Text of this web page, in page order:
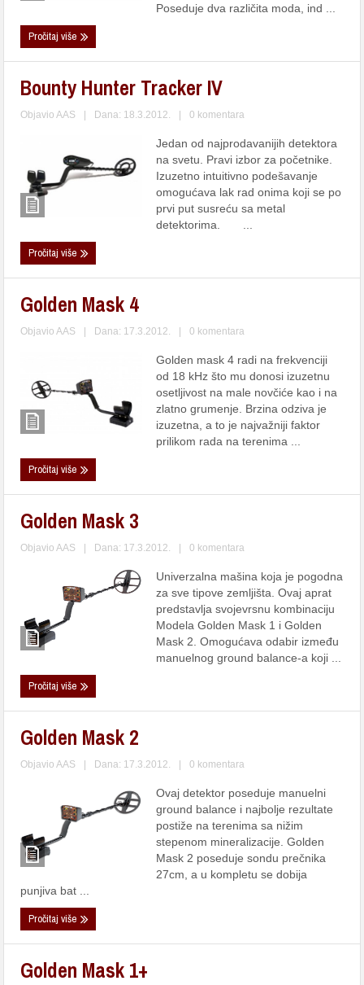
Poseduje dva različita moda, ind ...
Pročitaj više
Bounty Hunter Tracker IV
ObjavioAAS Dana: 18.3.2012. 0 komentara
Jedan od najprodavanijih detektora
na svetu. Pravi izbor za početnike.
Izuzetno intuitivno podešavanje
omogućava lak rad onima koji se po
prvi put susreću sa metal
detektorima. ...
Pročitaj više
Golden Mask 4
ObjavioAAS Dana: 17.3.2012. 0 komentara
Golden mask 4 radi na frekvenciji
od 18 kHz što mu donosi izuzetnu
osetljivost na male novčiće kao i na
zlatno grumenje. Brzina odziva je
izuzetna, a to je najvažniji faktor
prilikom rada na terenima ...
Pročitaj više
Golden Mask 3
ObjavioAAS Dana: 17.3.2012. 0 komentara
Univerzalna mašina koja je pogodna
za sve tipove zemljišta. Ovaj aprat
predstavlja svojevrsnu kombinaciju
Modela Golden Mask 1 i Golden
Mask 2. Omogućava odabir između
manuelnog ground balance-a koji ...
Pročitaj više
Golden Mask 2
ObjavioAAS Dana: 17.3.2012. 0 komentara
Ovaj detektor poseduje manuelni
ground balance i najbolje rezultate
postiže na terenima sa nižim
stepenom mineralizacije. Golden
Mask 2 poseduje sondu prečnika
27cm, a u kompletu se dobija
punjiva bat ...
Pročitaj više
Golden Mask 1+